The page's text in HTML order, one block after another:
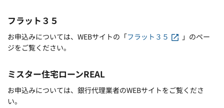
フラット３５
お申込みについては、WEBサイトの「フラット３５
」のペー
ジをご覧ください。
ミスター住宅ローンREAL
お申込みについては、銀行代理業者のWEBサイトをご覧くださ
い。